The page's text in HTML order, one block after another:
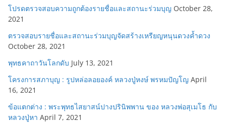
โปรดตรวจสอบความถูกต้องรายชื่อและสถานะร่วมบุญ October 28,
2021
ตรวจสอบรายชื่อและสถานะร่วมบุญจัดสร้างเหรียญหนุนดวงค้ำดวง
October 28, 2021
พุทธคาถาวันโลกดับ July 13, 2021
โครงการสภาบุญ : รูปหล่อลอยองค์ หลวงปู่หงษ์ พรหมปัญโญ April
16, 2021
ข้อแตกต่าง : พระพุทธไสยาสน์ปางปรินิพพาน ของ หลวงพ่อสุเมโธ กับ
หลวงปู่หา April 7, 2021